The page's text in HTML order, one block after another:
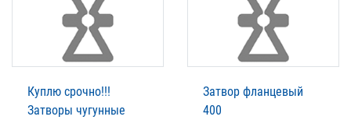
Куплю срочно!!!
Затворы чугунные
Затвор фланцевый
400